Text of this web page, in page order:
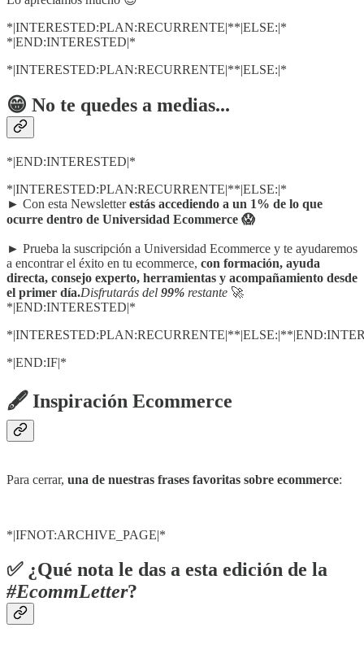
*|INTERESTED:PLAN:RECURRENTE|**|ELSE:|*
*|END:INTERESTED|*
*|INTERESTED:PLAN:RECURRENTE|**|ELSE:|*
😁 No te quedes a medias...
*|END:INTERESTED|*
*|INTERESTED:PLAN:RECURRENTE|**|ELSE:|*
► Con esta Newsletterestás accediendo a un 1% de lo que
ocurre dentro de Universidad Ecommerce 😱
► Prueba la suscripción a Universidad Ecommerce y te ayudaremos
a encontrar el éxito en tu ecommerce, con formación, ayuda
directa, consejo experto, herramientas y acompañamiento desde
el primer día.Disfrutarás del 99% restante 🚀
*|END:INTERESTED|*
*|END:IF|*
🖋 Inspiración Ecommerce
Para cerrar, una de nuestras frases favoritas sobre ecommerce:
*|IFNOT:ARCHIVE_PAGE|*
✅ ¿Qué nota le das a esta edición de la
#EcommLetter?